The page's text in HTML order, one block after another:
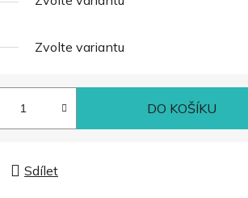
Zvolte variantu
DO KOŠÍKU
Sdílet